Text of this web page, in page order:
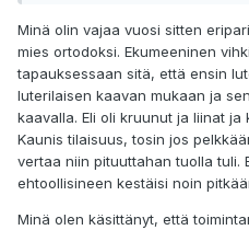
Minä olin vajaa vuosi sitten
mies ortodoksi. Ekumeeninen
tapauksessaan sitä, että ensin
luterilaisen kaavan mukaan ja
kaavalla. Eli oli kruunut ja liinat
Kaunis tilaisuus, tosin jos
vertaa niin pituuttahan tuolla tuli.
ehtoollisineen kestäisi noin
Minä olen käsittänyt, että